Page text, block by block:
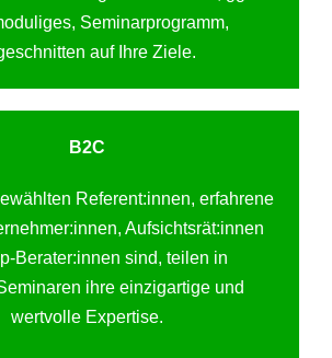
Seminarprogramm,
auf Ihre Ziele.
B2C
Referent:innen, erfahrene
Aufsichtsrät:innen
Berater:innen sind, teilen in
ihre einzigartige und
wertvolle Expertise.